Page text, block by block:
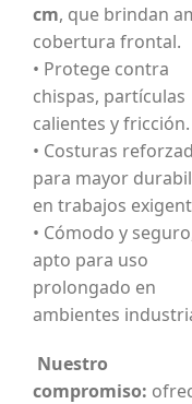
cm, que brindan
cobertura frontal.
• Protege contra
chispas, partículas
calientes y fricción.
• Costuras
para mayor
en trabajos
• Cómodo y
apto para uso
prolongado en
ambientes
Nuestro
compromiso: